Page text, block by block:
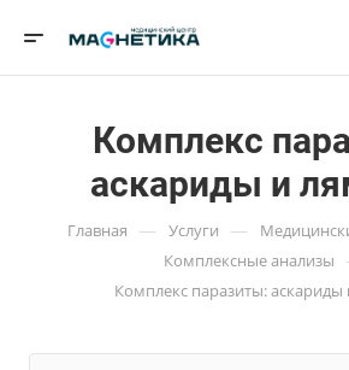
Комплекс
аскариды и
Главная — Услуги —
Комплексные анализы
Комплекс паразиты: